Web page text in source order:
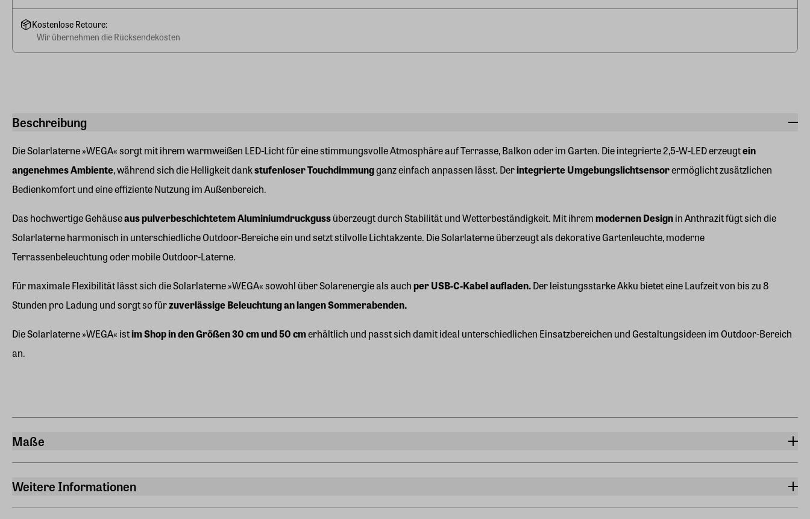
Beschreibung
Die Solarlaterne »WEGA« sorgt mit ihrem warmweißen LED-Licht für eine stimmungsvolle Atmosphäre auf Terrasse, Balkon oder im Garten. Die integrierte 2,5-W-LED erzeugtein
angenehmes Ambiente, während sich die Helligkeit dankstufenloser Touchdimmungganz einfach anpassen lässt. Derintegrierte Umgebungslichtsensorermöglicht zusätzlichen
Bedienkomfort und eine effiziente Nutzung im Außenbereich.
Das hochwertige Gehäuseaus pulverbeschichtetem Aluminiumdruckgussüberzeugt durch Stabilität und Wetterbeständigkeit. Mit ihremmodernen Designin Anthrazit fügt sich die
Solarlaterne harmonisch in unterschiedliche Outdoor-Bereiche ein und setzt stilvolle Lichtakzente. Die Solarlaterne überzeugt als dekorative Gartenleuchte, moderne
Terrassenbeleuchtung oder mobile Outdoor-Laterne.
Für maximale Flexibilität lässt sich die Solarlaterne »WEGA« sowohl über Solarenergie als auchper USB-C-Kabel aufladen.Der leistungsstarke Akku bietet eine Laufzeit von bis zu 8
Stunden pro Ladung und sorgt so fürzuverlässige Beleuchtung an langen Sommerabenden.
Die Solarlaterne »WEGA« istim Shop in den Größen 30 cm und 50 cmerhältlich und passt sich damit ideal unterschiedlichen Einsatzbereichen und Gestaltungsideen im Outdoor-Bereich
an.
Maße
Länge
18,50 cm
Weitere Informationen
Kostenlose Retoure:
Wir übernehmen die Rücksendekosten